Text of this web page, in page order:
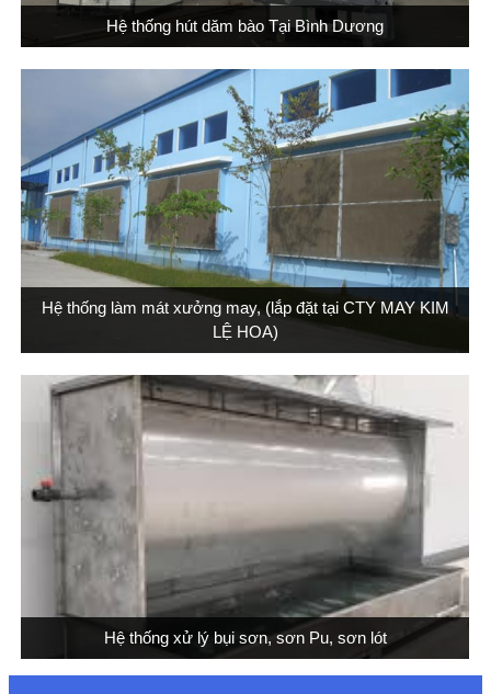
Hệ thống hút dăm bào Tại Bình Dương
Hệ thống làm mát xưởng may, (lắp đặt tại CTY MAY KIM
LỆ HOA)
Hệ thống xử lý bụi sơn, sơn Pu, sơn lót